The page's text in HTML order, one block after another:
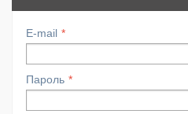
E-mail
Пароль